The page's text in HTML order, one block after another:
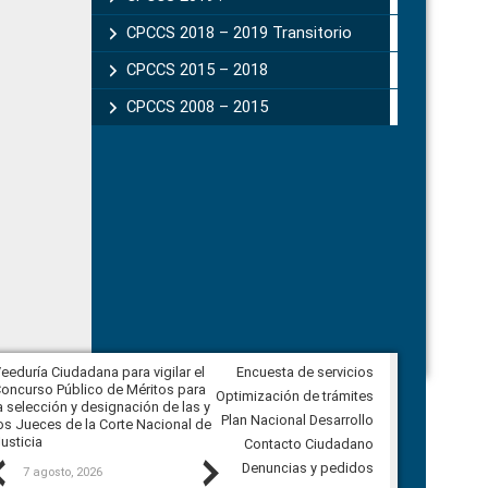
CPCCS 2018 – 2019 Transitorio
CPCCS 2015 – 2018
CPCCS 2008 – 2015
Previous
Ciudadana para vigilar el
Público de Méritos para
selección y designación de las y
Jueces de la Corte Nacional de
7 agosto, 2026
Veeduría para realizar el
seguimiento de la gestión
Autónomo Descentralizado
parroquial rural de Calacalí
6 agosto, 2026
Next
Encuesta de servicios
Optimización de trámites
Plan Nacional Desarrollo
Contacto Ciudadano
Denuncias y pedidos